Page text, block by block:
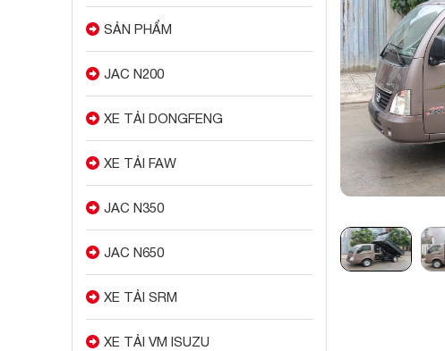
SẢN PHẨM
JAC N200
XE TẢI DONGFENG
XE TẢI FAW
JAC N350
JAC N650
XE TẢI SRM
XE TẢI VM ISUZU